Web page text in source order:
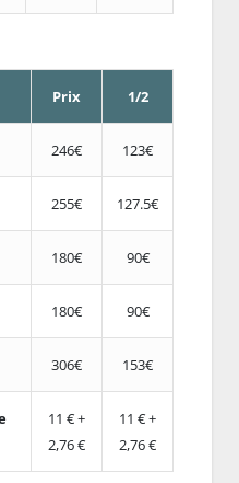
Prix 1/2
246€ 123€
255€ 127.5€
180€ 90€
180€ 90€
306€ 153€
11 € +
2,76 €
11 € +
2,76 €